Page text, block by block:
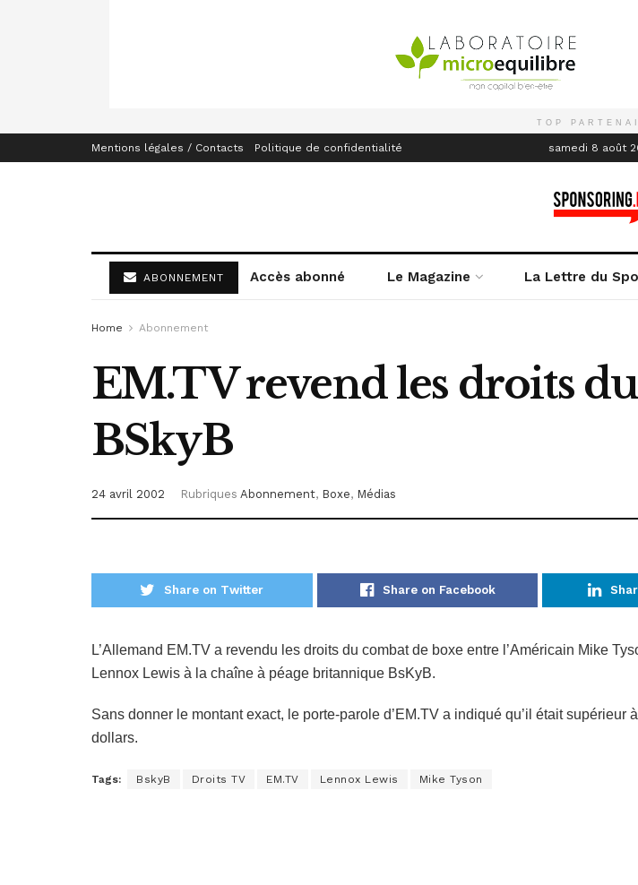
TOP
Mentions légales / Contacts Politique de confidentialité samedi 8 août
ABONNEMENT Accès abonné Le Magazine La Lettre du
Home Abonnement
EM.TV revend les droits
BSkyB
24 avril 2002 Rubriques Abonnement, Boxe, Médias
Share on Twitter Share on Facebook
L’Allemand EM.TV a revendu les droits du combat de boxe entre l’Américain Mike
Lennox Lewis à la chaîne à péage britannique BsKyB.
Sans donner le montant exact, le porte-parole d’EM.TV a indiqué qu’il était supérieur
dollars.
Tags: BskyB Droits TV EM.TV Lennox Lewis Mike Tyson